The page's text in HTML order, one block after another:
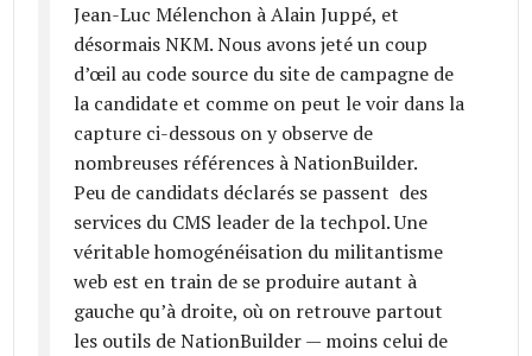
Jean-Luc Mélenchon à Alain Juppé, et
désormais NKM. Nous avons jeté un coup
d’œil au code source du site de campagne de
la candidate et comme on peut le voir dans la
capture ci-dessous on y observe de
nombreuses références à NationBuilder.
Peu de candidats déclarés se passent des
services du CMS leader de la techpol. Une
véritable homogénéisation du militantisme
web est en train de se produire autant à
gauche qu’à droite, où on retrouve partout
les outils de NationBuilder — moins celui de